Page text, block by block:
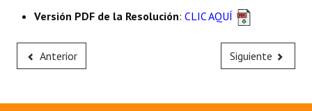
Versión PDF de la Resolución: CLIC AQUÍ
Anterior Siguiente